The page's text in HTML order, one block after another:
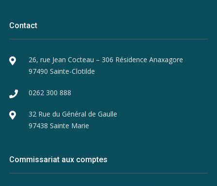
Contact
26, rue Jean Cocteau – 306 Résidence Anaxagore
97490 Sainte-Clotilde
0262 300 888
32 Rue du Général de Gaulle
97438 Sainte Marie
Commissariat aux comptes